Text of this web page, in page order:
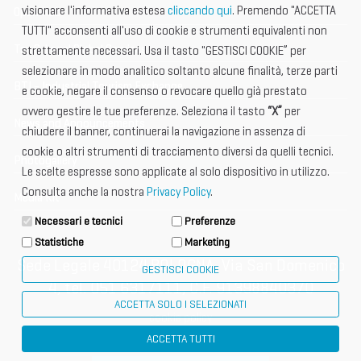
Open Hub
Tax & Legal Global Services
BTI - Industrial Tourism Exchange
News and Announcements
Photogallery
Media Kit
Sede Legale 40124 BOLOGNA, Via San Domenico
4, tel. 051 6317111, C.F. 91398840370
cookie policy
visionare l'informativa estesa cliccando qui. Premendo "ACCETTA
TUTTI" acconsenti all'uso di cookie e strumenti equivalenti non
strettamente necessari. Usa il tasto "GESTISCI COOKIE” per
selezionare in modo analitico soltanto alcune finalità, terze parti
e cookie, negare il consenso o revocare quello già prestato
ovvero gestire le tue preferenze. Seleziona il tasto “X” per
chiudere il banner, continuerai la navigazione in assenza di
cookie o altri strumenti di tracciamento diversi da quelli tecnici.
Le scelte espresse sono applicate al solo dispositivo in utilizzo.
Consulta anche la nostra Privacy Policy.
Necessari e tecnici
Preferenze
Statistiche
Marketing
GESTISCI COOKIE
ACCETTA SOLO I SELEZIONATI
ACCETTA TUTTI